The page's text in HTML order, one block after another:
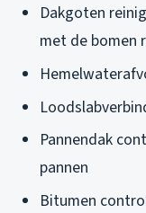
Dakgoten
met de bomen
Pannendak
pannen
Bitumen